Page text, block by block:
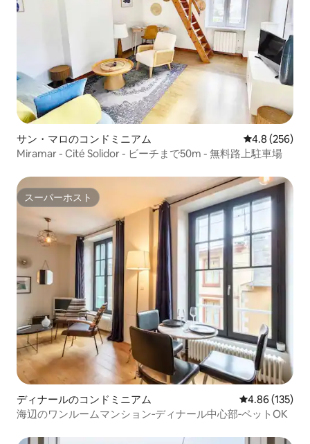
サン・マロのコンドミニアム レビュー256
4.8 (256)
Miramar - Cité Solidor - ビーチまで50m - 無料路上駐車場
スーパーホスト
スーパーホスト
ディナールのコンドミニアム レビュー135
4.86 (135)
海辺のワンルームマンション‐ディナール中心部‐ペットOK